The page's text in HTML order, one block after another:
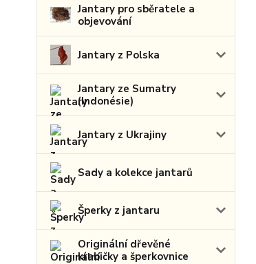
Jantary pro sběratele a
objevování
Jantary z Polska
Jantary ze Sumatry
(Indonésie)
Jantary z Ukrajiny
Sady a kolekce jantarů
Šperky z jantaru
Originální dřevěné
krabičky a šperkovnice